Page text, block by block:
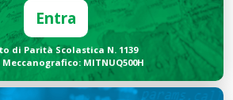
Entra
di Parità Scolastica N. 1139
Meccanografico: MITNUQ500H